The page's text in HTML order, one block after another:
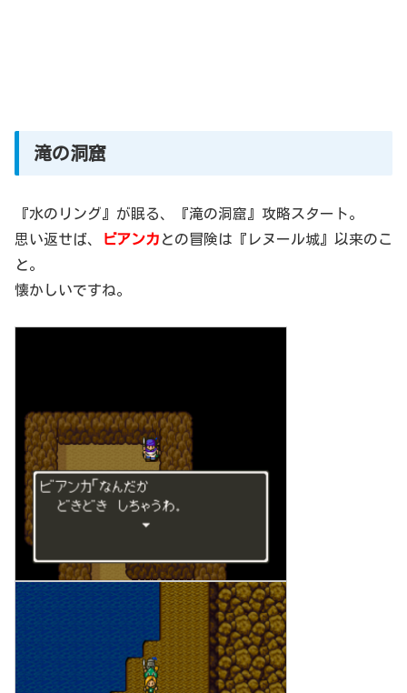
滝の洞窟
『水のリング』が眠る、『滝の洞窟』攻略スタート。
思い返せば、
ビアンカ との冒険は『レヌール城』以来のこ
と。
懐かしいですね。